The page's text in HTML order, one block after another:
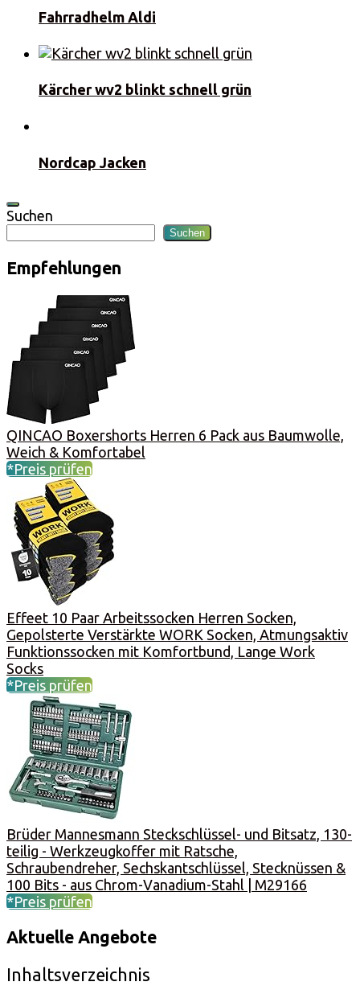
Fahrradhelm Aldi
Kärcher wv2 blinkt schnell grün
Nordcap Jacken
Suchen
Suchen
Empfehlungen
QINCAO Boxershorts Herren 6 Pack aus Baumwolle,
Weich & Komfortabel
*Preis prüfen
Effeet 10 Paar Arbeitssocken Herren Socken,
Gepolsterte Verstärkte WORK Socken, Atmungsaktiv
Funktionssocken mit Komfortbund, Lange Work
Socks
*Preis prüfen
Brüder Mannesmann Steckschlüssel- und Bitsatz, 130-
teilig - Werkzeugkoffer mit Ratsche,
Schraubendreher, Sechskantschlüssel, Stecknüssen &
100 Bits - aus Chrom-Vanadium-Stahl | M29166
*Preis prüfen
Aktuelle Angebote
Inhaltsverzeichnis